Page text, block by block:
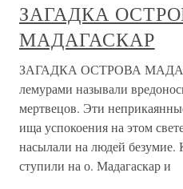
ЗАГАДКА
МАДАГАСКАР
ЗАГАДКА ОСТРОВА
лемурами называли
мертвецов. Эти
ища успокоения на этом
насылали на людей безумие.
ступили на о. Мадагаскар и